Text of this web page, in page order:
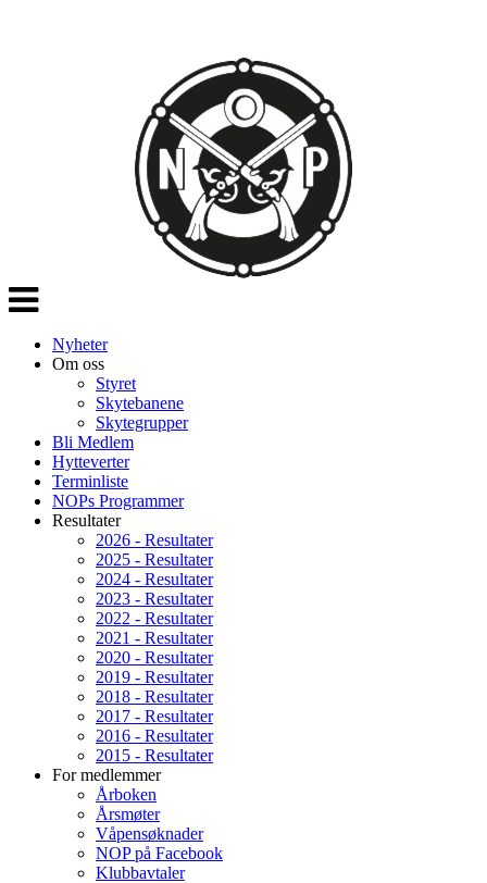
Veksle
navigasjon
Nyheter
Om oss
Styret
Skytebanene
Skytegrupper
Bli Medlem
Hytteverter
Terminliste
NOPs Programmer
Resultater
2026 - Resultater
2025 - Resultater
2024 - Resultater
2023 - Resultater
2022 - Resultater
2021 - Resultater
2020 - Resultater
2019 - Resultater
2018 - Resultater
2017 - Resultater
2016 - Resultater
2015 - Resultater
For medlemmer
Årboken
Årsmøter
Våpensøknader
NOP på Facebook
Klubbavtaler